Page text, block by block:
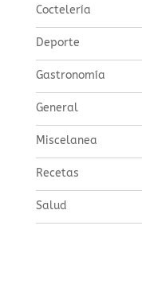
Coctelería
Deporte
Gastronomía
General
Miscelanea
Recetas
Salud